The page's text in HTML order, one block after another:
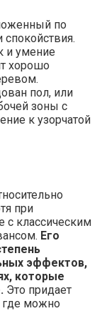
по
и умение
хорошо
пол, или
зоны с
к узорчатой
при
с классическим
Его
эффектов,
которые
Это придает
можно